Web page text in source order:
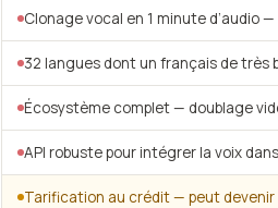
Clonage vocal en 1 minute d’audio
32 langues dont un français de très
Écosystème complet — doublage
API robuste pour intégrer la voix
Tarification au crédit — peut